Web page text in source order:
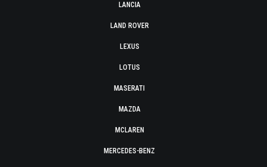
LANCIA
LAND ROVER
LEXUS
LOTUS
MASERATI
MAZDA
MCLAREN
MERCEDES-BENZ